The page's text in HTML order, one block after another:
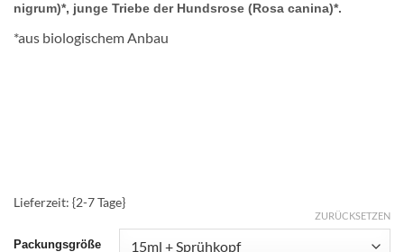
nigrum)*, junge Triebe der Hundsrose (Rosa canina)*.
*aus biologischem Anbau
Lieferzeit: {2-7 Tage}
Packungsgröße
ZURÜCKSETZEN